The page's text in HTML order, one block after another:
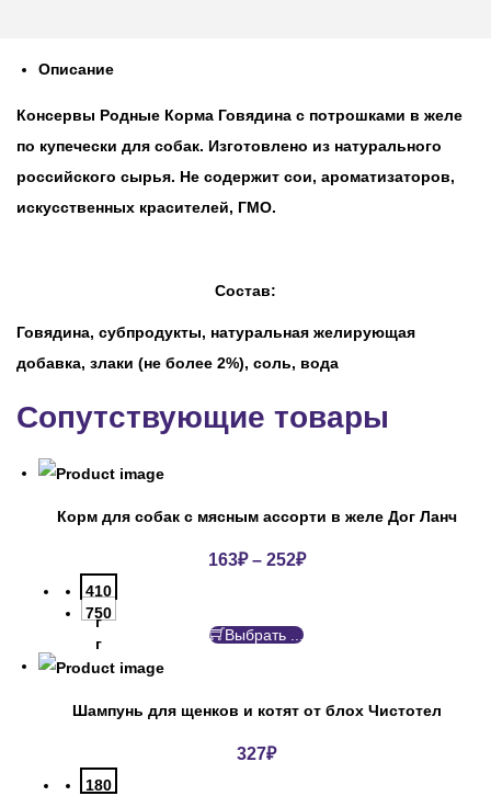
Описание
Консервы Родные Корма Говядина с потрошками в желе
по купечески для собак. Изготовлено из натурального
российского сырья. Не содержит сои, ароматизаторов,
искусственных красителей, ГМО.
Состав:
Говядина, субпродукты, натуральная желирующая
добавка, злаки (не более 2%), соль, вода
Сопутствующие товары
Корм для собак с мясным ассорти в желе Дог Ланч
163₽– 252₽
410
г
750
г
Выбрать ...
Шампунь для щенков и котят от блох Чистотел
327₽
180